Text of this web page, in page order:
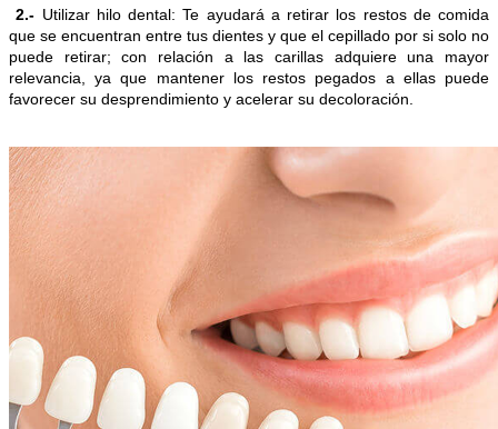
2.- Utilizar hilo dental: Te ayudará a retirar los restos de comida
que se encuentran entre tus dientes y que el cepillado por si solo no
puede retirar; con relación a las carillas adquiere una mayor
relevancia, ya que mantener los restos pegados a ellas puede
favorecer su desprendimiento y acelerar su decoloración.